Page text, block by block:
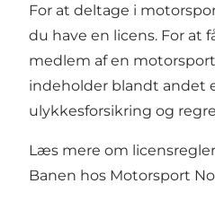
For at deltage i
du have en licens. For at
medlem af en
indeholder blandt andet
ulykkesforsikring og
Læs mere om
Banen hos Motorsport